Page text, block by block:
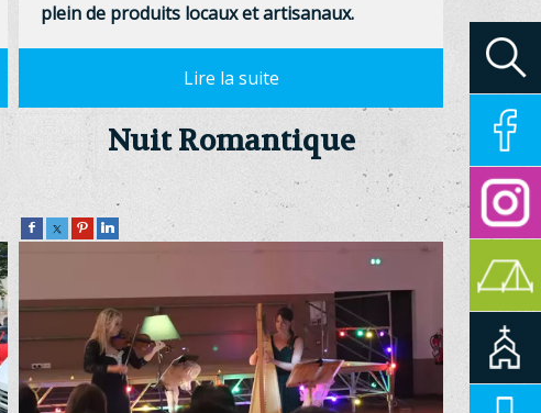
plein de produits locaux et artisanaux.
Nuit Romantique